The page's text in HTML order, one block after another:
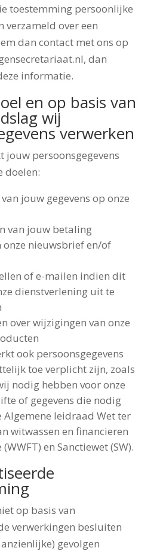
toestemming persoonlijke
verzameld over een
dan contact met ons op
dan
informatie.
en op basis van
wij
verwerken
jouw persoonsgegevens
doelen:
jouw gegevens op onze
van jouw betaling
onze nieuwsbrief en/of
of e-mailen indien dit
dienstverlening uit te
over wijzigingen van onze
ook persoonsgegevens
toe verplicht zijn, zoals
nodig hebben voor onze
of gegevens die nodig
Algemene leidraad Wet ter
witwassen en financieren
en Sanctiewet (SW).
op basis van
verwerkingen besluiten
gevolgen